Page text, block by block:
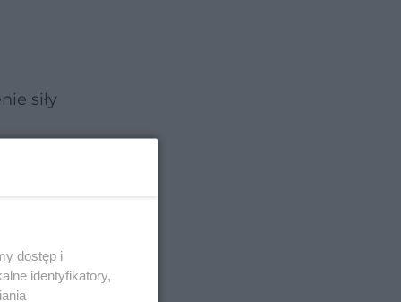
siły
dostęp i
identyfikatory,